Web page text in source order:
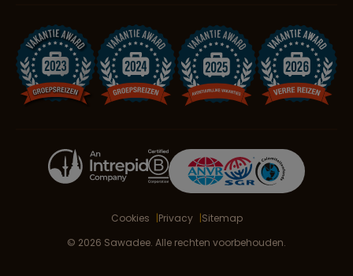
Cookies Privacy
Sitemap
© 2026 Sawadee. Alle rechten voorbehouden.